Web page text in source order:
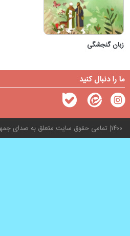
زبان گنجشگی
ما را دنبال کنید
۱۴۰۰ تمامی حقوق سایت متعلق به صدای